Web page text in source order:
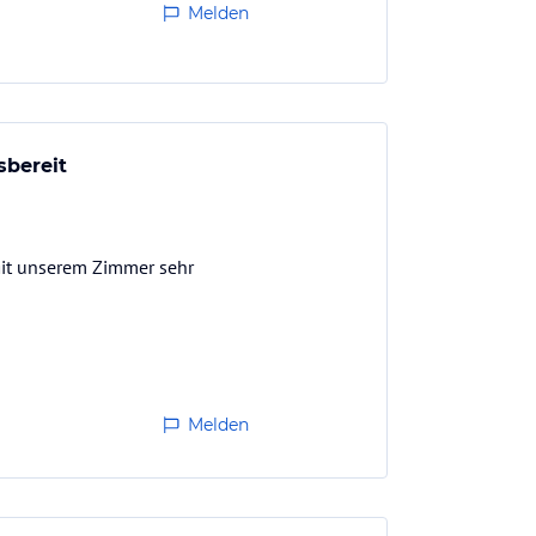
Melden
unserem Zimmer sehr
Melden